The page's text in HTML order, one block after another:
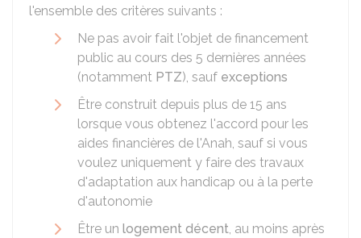
l'ensemble des critères suivants :
Ne pas avoir fait l'objet de financement
public au cours des 5 dernières années
(notamment PTZ), sauf exceptions
Être construit depuis plus de 15 ans
lorsque vous obtenez l'accord pour les
aides financières de l'Anah, sauf si vous
voulez uniquement y faire des travaux
d'adaptation aux handicap ou à la perte
d'autonomie
Être un logement décent, au moins après